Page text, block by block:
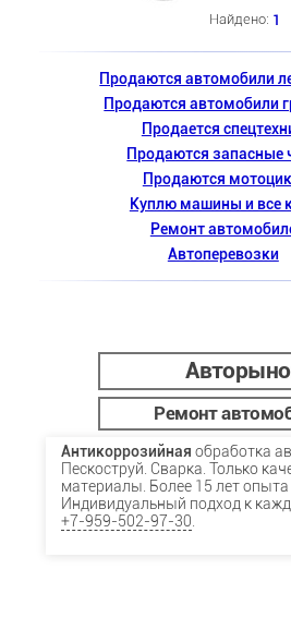
Найдено: 1
Продаются автомобили
Продаются автомобили
Продается
Продаются запасные
Продаются
Куплю машины и все
Ремонт
Автоперевозки
Ремонт
Антикоррозийная обработка
Пескоструй. Сварка. Только
материалы. Более 15 лет
Индивидуальный подход к
+7-959-502-97-30.